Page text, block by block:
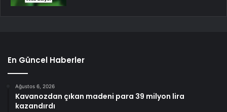
En Güncel Haberler
Ağustos 6, 2026
Kavanozdan çıkan madeni para 39 milyon lira
kazandırdı